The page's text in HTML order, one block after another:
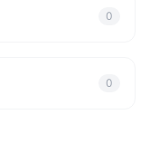
0
0